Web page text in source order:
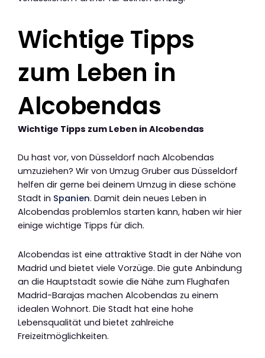
Wichtige Tipps
zum Leben in
Alcobendas
Wichtige Tipps zum Leben in Alcobendas
Du hast vor, von Düsseldorf nach Alcobendas
umzuziehen? Wir von Umzug Gruber aus Düsseldorf
helfen dir gerne bei deinem Umzug in diese schöne
Stadt in Spanien. Damit dein neues Leben in
Alcobendas problemlos starten kann, haben wir hier
einige wichtige Tipps für dich.
Alcobendas ist eine attraktive Stadt in der Nähe von
Madrid und bietet viele Vorzüge. Die gute Anbindung
an die Hauptstadt sowie die Nähe zum Flughafen
Madrid-Barajas machen Alcobendas zu einem
idealen Wohnort. Die Stadt hat eine hohe
Lebensqualität und bietet zahlreiche
Freizeitmöglichkeiten.